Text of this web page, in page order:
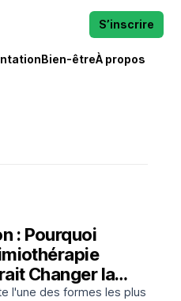
Bien-êtreÀ propos
S’inscrire
: Pourquoi
Changer la
l'une des formes les plus